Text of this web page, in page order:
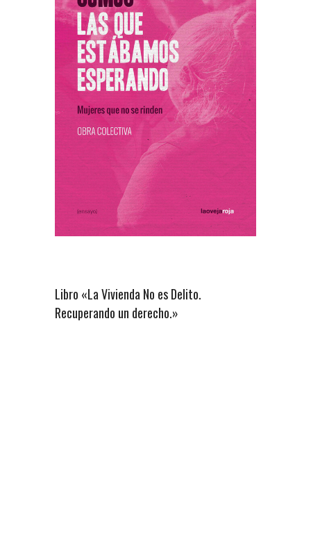
Libro «La Vivienda No es Delito.
Recuperando un derecho.»